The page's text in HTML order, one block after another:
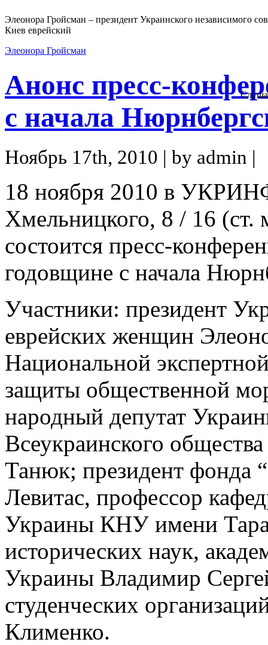
Элеонора Гройсман – президент Украинского независимого
Киев еврейский
Элеонора Гройсман
Анонс пресс-
с начала
Ноябрь 17th, 2010 | by admin |
18 ноября 2010 в
Хмельницкого, 8 / 16 (ст.
состоится пресс-
годовщине с начала
Участники: президент
еврейских женщин
Национальной
защиты общественной
народный депутат
Всеукраинского
Танюк; президент фонда
Левитас, профессор
Украины КНУ имени
исторических наук,
Украины Владимир
студенческих
Клименко.